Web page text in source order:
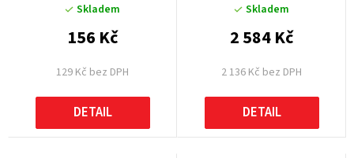
Skladem
129 Kč bez DPH
156 Kč
DETAIL
Skladem
2 136 Kč bez DPH
2 584 Kč
DETAIL